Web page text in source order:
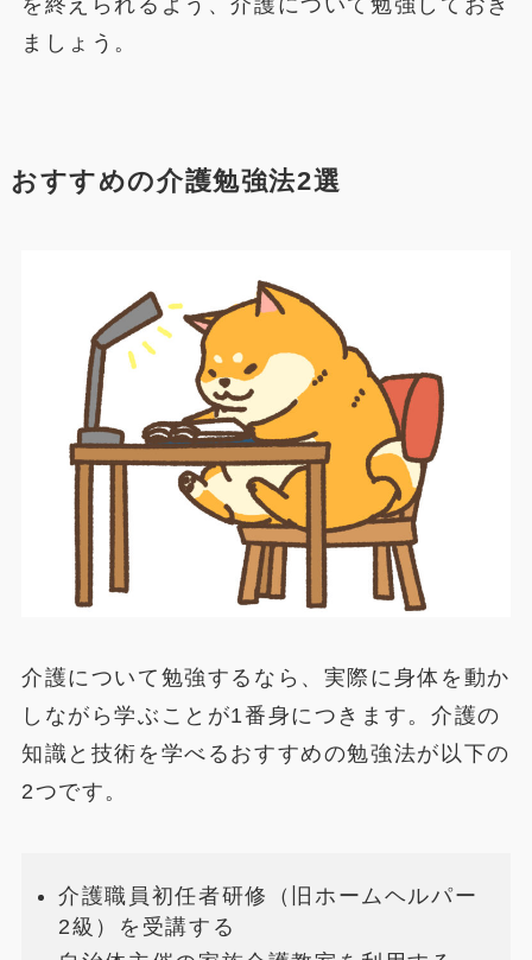
ましょう。
おすすめの介護勉強法2選
介護について勉強するなら、実際に身体を動か
しながら学ぶことが1番身につきます。介護の
知識と技術を学べるおすすめの勉強法が以下の
2つです。
介護職員初任者研修（旧ホームヘルパー
2級）を受講する